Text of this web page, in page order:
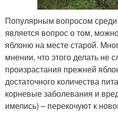
Популярным вопросом
является вопрос о том,
яблоню на месте старой.
мнении, что этого делать не
произрастания прежней
достаточного количества
корневые заболевания и
имелись) – перекочуют к